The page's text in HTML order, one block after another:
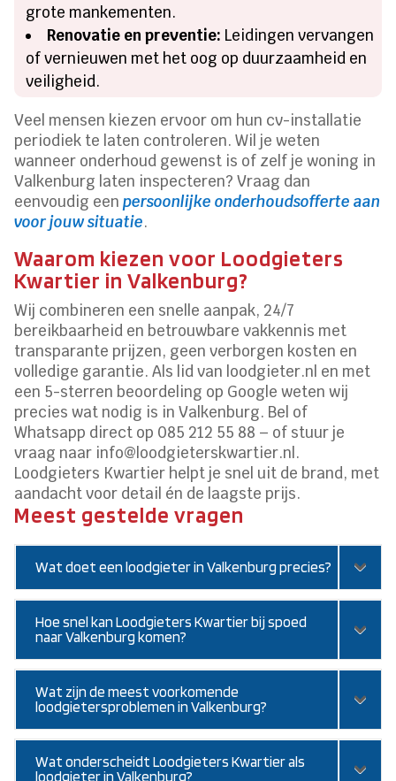
grote mankementen.
Renovatie en preventie: Leidingen vervangen
of vernieuwen met het oog op duurzaamheid en
veiligheid.
Veel mensen kiezen ervoor om hun cv-installatie
periodiek te laten controleren. Wil je weten
wanneer onderhoud gewenst is of zelf je woning in
Valkenburg laten inspecteren? Vraag dan
eenvoudig eenpersoonlijke onderhoudsofferte aan
voor jouw situatie.
Waarom kiezen voor Loodgieters
Kwartier in Valkenburg?
Wij combineren een snelle aanpak, 24/7
bereikbaarheid en betrouwbare vakkennis met
transparante prijzen, geen verborgen kosten en
volledige garantie. Als lid van loodgieter.nl en met
een 5-sterren beoordeling op Google weten wij
precies wat nodig is in Valkenburg. Bel of
Whatsapp direct op 085 212 55 88 – of stuur je
vraag naar info@loodgieterskwartier.nl.
Loodgieters Kwartier helpt je snel uit de brand, met
aandacht voor detail én de laagste prijs.
Meest gestelde vragen
Wat doet een loodgieter in Valkenburg precies?
Hoe snel kan Loodgieters Kwartier bij spoed
naar Valkenburg komen?
Wat zijn de meest voorkomende
loodgietersproblemen in Valkenburg?
Wat onderscheidt Loodgieters Kwartier als
loodgieter in Valkenburg?